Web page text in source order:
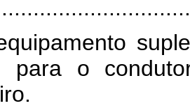
para o